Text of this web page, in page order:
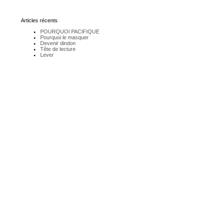
Articles récents
POURQUOI PACIFIQUE
Pourquoi le masquer
Devenir dindon
Tête de lecture
Lever